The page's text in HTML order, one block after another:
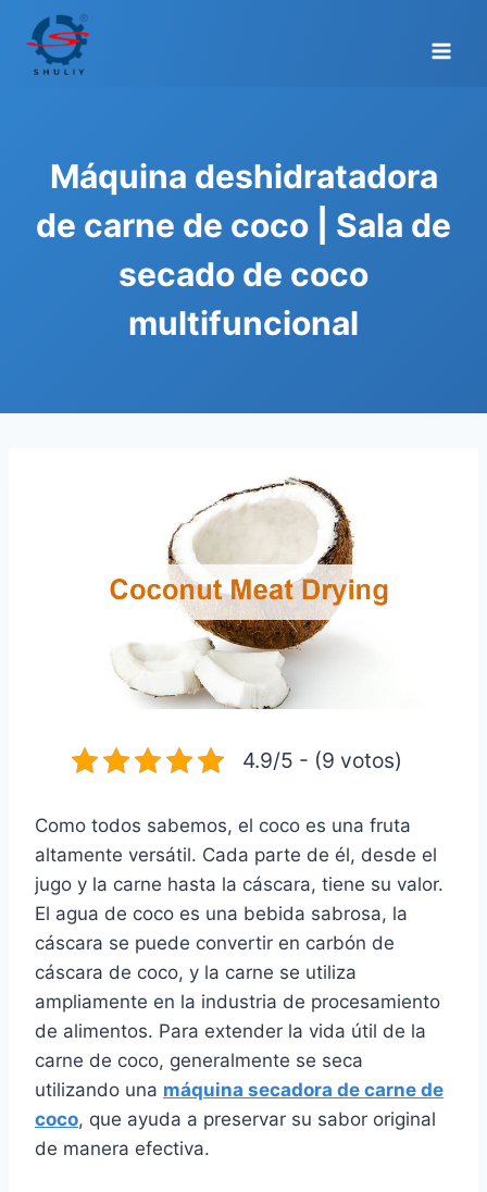
Saltar
contenido
Máquina deshidratadora
de carne de coco | Sala de
secado de coco
multifuncional
4.9/5 - (9 votos)
Como todos sabemos, el coco es una fruta
altamente versátil. Cada parte de él, desde el
jugo y la carne hasta la cáscara, tiene su valor.
El agua de coco es una bebida sabrosa, la
cáscara se puede convertir en carbón de
cáscara de coco, y la carne se utiliza
ampliamente en la industria de procesamiento
de alimentos. Para extender la vida útil de la
carne de coco, generalmente se seca
utilizando una máquina secadora de carne de
coco, que ayuda a preservar su sabor original
de manera efectiva.